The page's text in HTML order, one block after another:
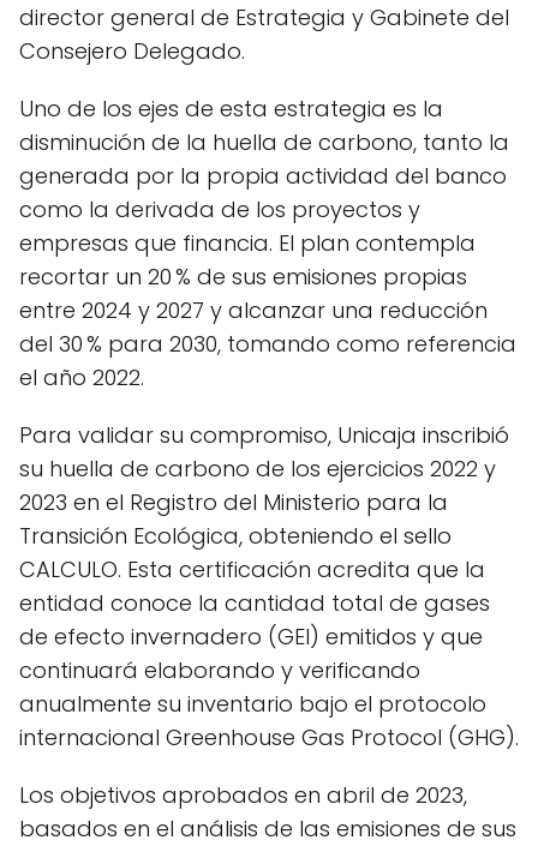
director general de Estrategia y Gabinete del
Consejero Delegado.
Uno de los ejes de esta estrategia es la
disminución de la huella de carbono, tanto la
generada por la propia actividad del banco
como la derivada de los proyectos y
empresas que financia. El plan contempla
recortar un 20 % de sus emisiones propias
entre 2024 y 2027 y alcanzar una reducción
del 30 % para 2030, tomando como referencia
el año 2022.
Para validar su compromiso, Unicaja inscribió
su huella de carbono de los ejercicios 2022 y
2023 en el Registro del Ministerio para la
Transición Ecológica, obteniendo el sello
CALCULO. Esta certificación acredita que la
entidad conoce la cantidad total de gases
de efecto invernadero (GEI) emitidos y que
continuará elaborando y verificando
anualmente su inventario bajo el protocolo
internacional Greenhouse Gas Protocol (GHG).
Los objetivos aprobados en abril de 2023,
basados en el análisis de las emisiones de sus